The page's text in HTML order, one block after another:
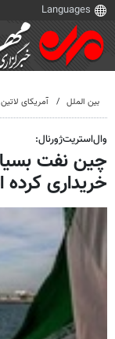
بین الملل آمریکای لاتین
وال‌استریت‌ژورنال:
چین نفت بسیار
خریداری